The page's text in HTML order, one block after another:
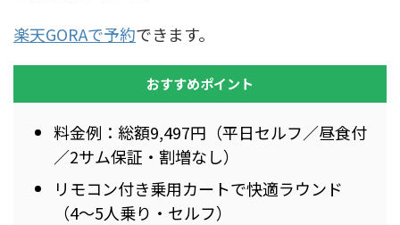
楽天GORAで予約できます。
おすすめポイント
料金例：総額9,497円（平日セルフ／昼食付
／2サム保証・割増なし）
リモコン付き乗用カートで快適ラウンド
（4〜5人乗り・セルフ）